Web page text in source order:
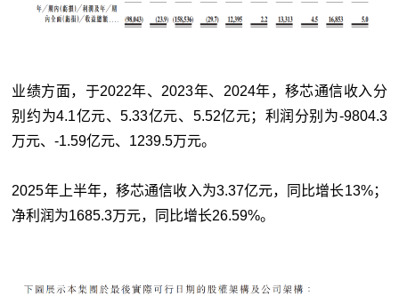
业绩方面，于2022年、2023年、2024年，移芯通信收入分
别约为4.1亿元、5.33亿元、5.52亿元；利润分别为-9804.3
万元、-1.59亿元、1239.5万元。
2025年上半年，移芯通信收入为3.37亿元，同比增长13%；
净利润为1685.3万元，同比增长26.59%。